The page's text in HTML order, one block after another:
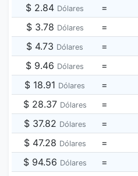
$ 2.84 Dólares =
$ 3.78 Dólares =
$ 4.73 Dólares =
$ 9.46 Dólares =
$ 18.91 Dólares =
$ 28.37 Dólares =
$ 37.82 Dólares =
$ 47.28 Dólares =
$ 94.56 Dólares =